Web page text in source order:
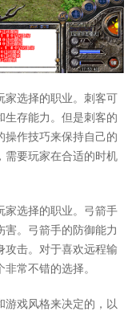
家选择的职业。刺客可
生存能力。但是刺客的
操作技巧来保持自己的
需要玩家在合适的时机
家选择的职业。弓箭手
害。弓箭手的防御能力
攻击。对于喜欢远程输
常不错的选择。
游戏风格来决定的，以